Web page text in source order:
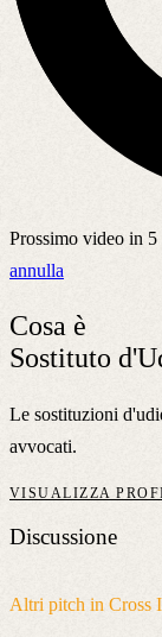
Prossimo video in 5
annulla
Cosa è
Sostituto
Le sostituzioni
avvocati.
VISUALIZZA
Discussione
Altri pitch in Cross